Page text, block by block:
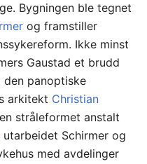
Bygningen ble tegnet
og framstiller
Ikke minst
Gaustad et brudd
den panoptiske
arkitekt Christian
stråleformet anstalt
utarbeidet Schirmer og
med avdelinger